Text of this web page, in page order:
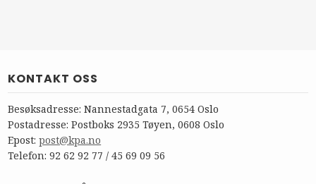
KONTAKT OSS
Besøksadresse: Nannestadgata 7, 0654 Oslo
Postadresse: Postboks 2935 Tøyen, 0608 Oslo
Epost:post@kpa.no
Telefon: 92 62 92 77 / 45 69 09 56